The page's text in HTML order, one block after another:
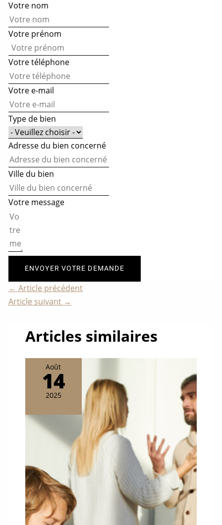
Votre nom
Votre prénom
Votre téléphone
Votre e-mail
Type de bien
Adresse du bien concerné
Ville du bien
Votre message
ENVOYER VOTRE DEMANDE
← Article précédent
Article suivant →
Articles similaires
Août
14
2025